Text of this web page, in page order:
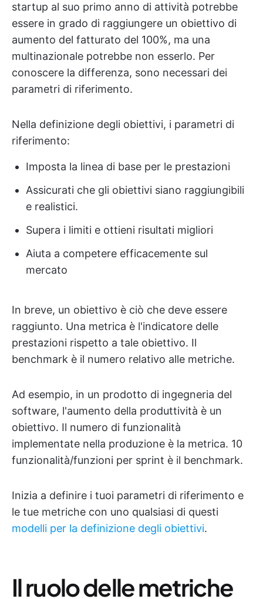
startup al suo primo anno di attività potrebbe
essere in grado di raggiungere un obiettivo di
aumento del fatturato del 100%, ma una
multinazionale potrebbe non esserlo. Per
conoscere la differenza, sono necessari dei
parametri di riferimento.
Nella definizione degli obiettivi, i parametri di
riferimento:
Imposta la linea di base per le prestazioni
Assicurati che gli obiettivi siano raggiungibili
e realistici.
Supera i limiti e ottieni risultati migliori
Aiuta a competere efficacemente sul
mercato
In breve, un obiettivo è ciò che deve essere
raggiunto. Una metrica è l'indicatore delle
prestazioni rispetto a tale obiettivo. Il
benchmark è il numero relativo alle metriche.
Ad esempio, in un prodotto di ingegneria del
software, l'aumento della produttività è un
obiettivo. Il numero di funzionalità
implementate nella produzione è la metrica. 10
funzionalità/funzioni per sprint è il benchmark.
Inizia a definire i tuoi parametri di riferimento e
le tue metriche con uno qualsiasi di questi
modelli per la definizione degli obiettivi.
Il ruolo delle metriche